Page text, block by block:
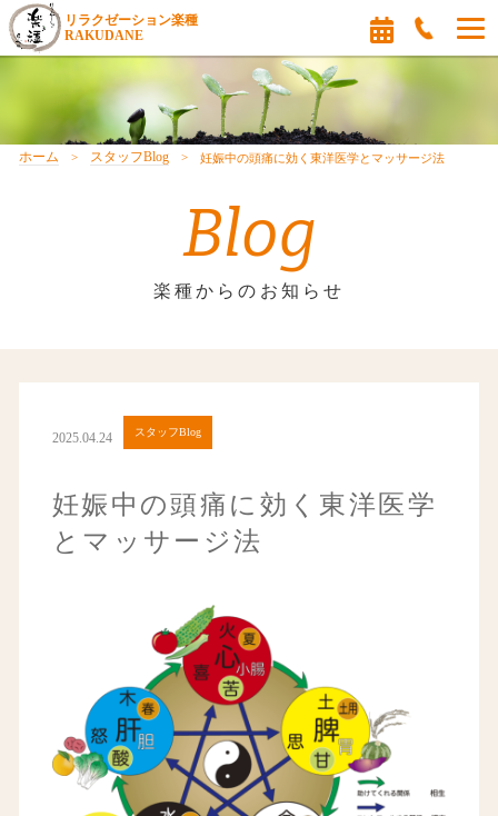
リラクゼーション楽種
RAKUDANE
ホーム スタッフBlog 妊娠中の頭痛に効く東洋医学とマッサージ法
Blog
楽種からのお知らせ
2025.04.24 スタッフBlog
妊娠中の頭痛に効く東洋医学
とマッサージ法